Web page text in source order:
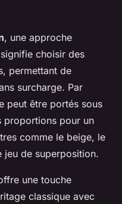
, une approche
choisir des
permettant de
surcharge. Par
peut être portés sous
proportions pour un
comme le beige, le
jeu de superposition.
une touche
classique avec